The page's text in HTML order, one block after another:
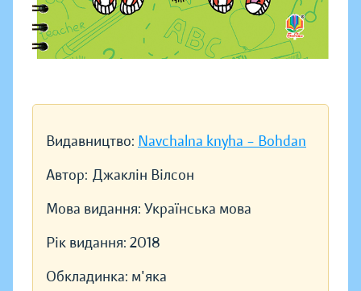
Видавництво: Navchalna knyha – Bohdan
Автор: Джаклін Вілсон
Мова видання: Українська мова
Рік видання: 2018
Обкладинка: м'яка